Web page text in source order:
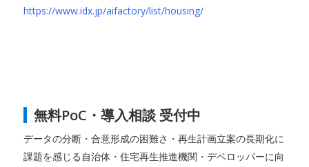
https://www.idx.jp/aifactory/list/housing/
無料PoC・導入相談 受付中
データの分断・合意形成の困難さ・再生計画立案の長期化に
課題を感じる自治体・住宅再生推進機関・デベロッパーに向